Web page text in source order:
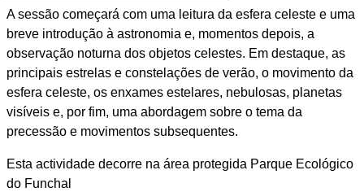
A sessão começará com uma leitura da esfera celeste e uma
breve introdução à astronomia e, momentos depois, a
observação noturna dos objetos celestes. Em destaque, as
principais estrelas e constelações de verão, o movimento da
esfera celeste, os enxames estelares, nebulosas, planetas
visíveis e, por fim, uma abordagem sobre o tema da
precessão e movimentos subsequentes.
Esta actividade decorre na área protegida Parque Ecológico
do Funchal